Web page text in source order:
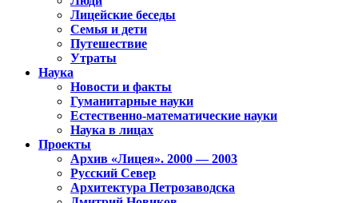
Лицейские беседы
Семья и дети
Путешествие
Утраты
Наука
Новости и факты
Гуманитарные науки
Естественно-математические науки
Наука в лицах
Проекты
Архив «Лицея». 2000 — 2003
Русский Север
Архитектура Петрозаводска